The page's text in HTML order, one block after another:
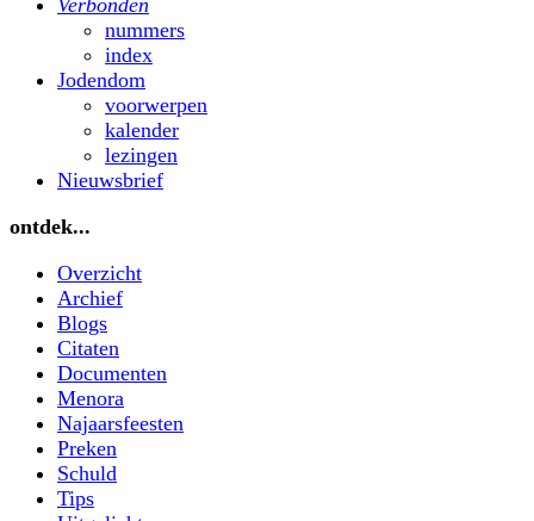
nummers
index
Jodendom
voorwerpen
kalender
lezingen
Nieuwsbrief
ontdek...
Overzicht
Archief
Blogs
Citaten
Documenten
Menora
Najaarsfeesten
Preken
Schuld
Tips